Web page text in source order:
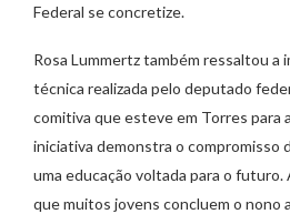
Federal se concretize.
Rosa Lummertz também ressaltou a
técnica realizada pelo deputado
comitiva que esteve em Torres para
iniciativa demonstra o compromisso
uma educação voltada para o
que muitos jovens concluem o nono